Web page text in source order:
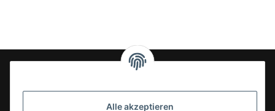
Alle akzeptieren
24-7en Kioskbedarf GmbH